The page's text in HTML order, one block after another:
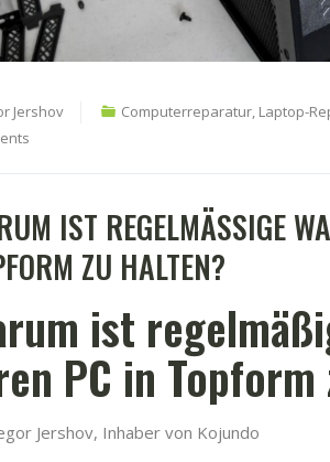
Jershov Computerreparatur, Laptop-
IST REGELMÄSSIGE
ZU HALTEN?
ist
PC in
Jershov, Inhaber von Kojundo